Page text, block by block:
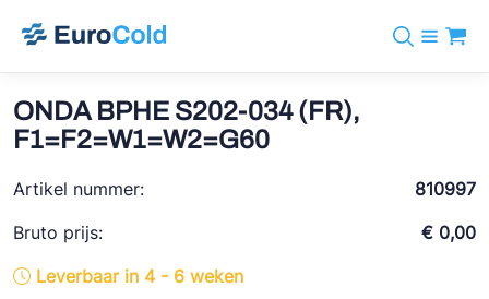
info@eurocold.nl
Merken
BOCK
Koudemiddelen
Diensten
Nieuws
Over ons
ONDA BPHE S202-034 (FR),
F1=F2=W1=W2=G60
Artikel nummer:
810997
Bruto prijs:
€ 0,00
Leverbaar in 4 - 6 weken